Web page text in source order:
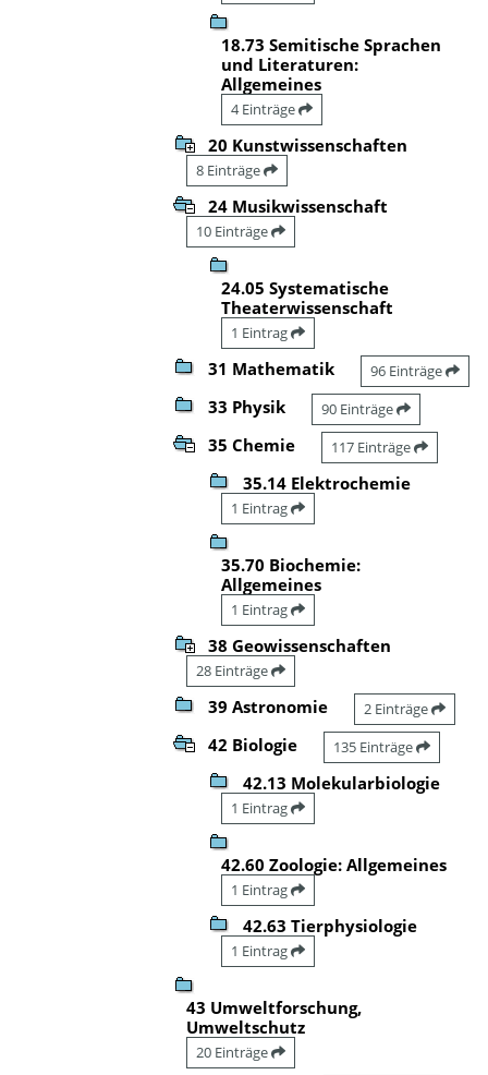
18.73 Semitische Sprachen
und Literaturen:
Allgemeines
4 Einträge
20 Kunstwissenschaften
8 Einträge
24 Musikwissenschaft
10 Einträge
24.05 Systematische
Theaterwissenschaft
1 Eintrag
31 Mathematik 96 Einträge
33 Physik 90 Einträge
35 Chemie 117 Einträge
35.14 Elektrochemie
1 Eintrag
35.70 Biochemie:
Allgemeines
1 Eintrag
38 Geowissenschaften
28 Einträge
39 Astronomie 2 Einträge
42 Biologie 135 Einträge
42.13 Molekularbiologie
1 Eintrag
42.60 Zoologie: Allgemeines
1 Eintrag
42.63 Tierphysiologie
1 Eintrag
43 Umweltforschung,
Umweltschutz
20 Einträge